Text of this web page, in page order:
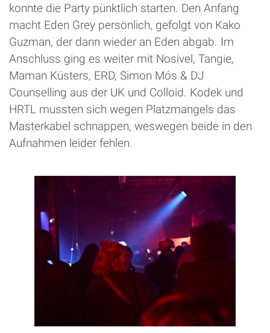
konnte die Party pünktlich starten. Den Anfang
macht Eden Grey persönlich, gefolgt von Kako
Guzman, der dann wieder an Eden abgab. Im
Anschluss ging es weiter mit Nosivel, Tangie,
Maman Küsters, ERD, Simon Mós & DJ
Counselling aus der UK und Colloid. Kodek und
HRTL mussten sich wegen Platzmangels das
Masterkabel schnappen, weswegen beide in den
Aufnahmen leider fehlen.